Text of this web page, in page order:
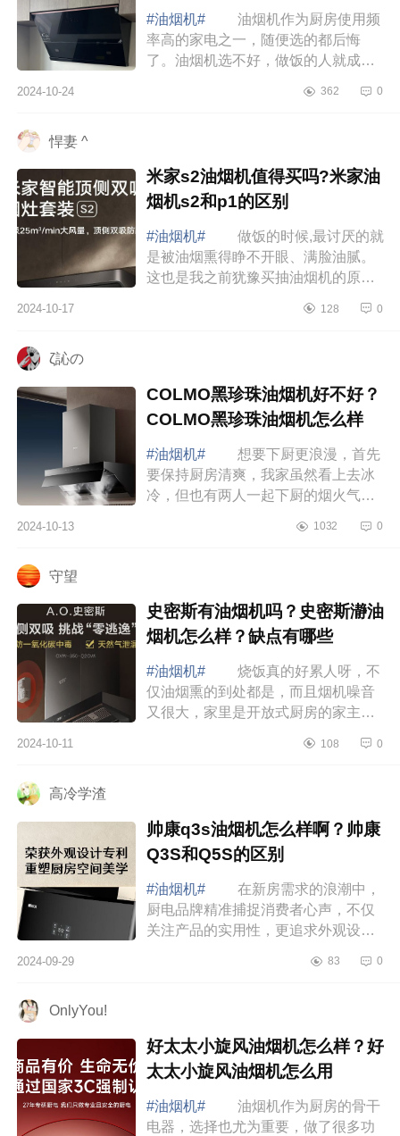
个好
#油烟机#
油烟机作为厨房使用频
率高的家电之一，随便选的都后悔
了。油烟机选不好，做饭的人就成了
甚至橱柜房顶都挂油。下面小编为大
2024-10-24 362 0
悍妻 ^
米家s2油烟机值得买吗?米家油
烟机s2和p1的区别
#油烟机#
做饭的时候,最讨厌的就
是被油烟熏得睁不开眼、满脸油腻。
这也是我之前犹豫买抽油烟机的原因,
米家s2油烟机值得买吗?米家油烟机
2024-10-17 128 0
ζ訫の
COLMO黑珍珠油烟机好不好？
COLMO黑珍珠油烟机怎么样
#油烟机#
想要下厨更浪漫，首先
要保持厨房清爽，我家虽然看上去冰
冷，但也有两人一起下厨的烟火气，
出我心中的高级感，下面小编为大家
2024-10-13 1032 0
守望
史密斯有油烟机吗？史密斯瀞油
烟机怎么样？缺点有哪些
#油烟机#
烧饭真的好累人呀，不
仅油烟熏的到处都是，而且烟机噪音
又很大，家里是开放式厨房的家主子
介绍下史密斯有油烟机吗？史密斯瀞
2024-10-11 108 0
高冷学渣
帅康q3s油烟机怎么样啊？帅康
Q3S和Q5S的区别
#油烟机#
在新房需求的浪潮中，
厨电品牌精准捕捉消费者心声，不仅
关注产品的实用性，更追求外观设计
便捷性，下面小编为大家介绍下帅康
2024-09-29 83 0
OnlyYou!
好太太小旋风油烟机怎么样？好
太太小旋风油烟机怎么用
#油烟机#
油烟机作为厨房的骨干
电器，选择也尤为重要，做了很多功